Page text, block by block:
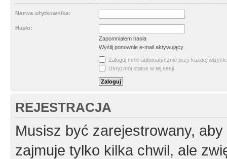
Nazwa użytkownika:
Hasło:
Zapomniałem hasła
Wyślij ponownie e-mail aktywujący
Zaloguj mnie automatycznie przy każdej wizycie
Ukryj mój status w tej sesji
REJESTRACJA
Musisz być zarejestrowany,
zajmuje tylko kilka chwil, ale